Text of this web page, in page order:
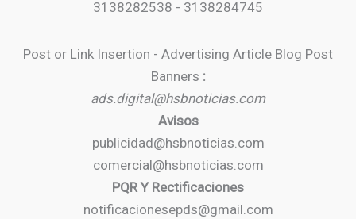
3138282538 - 3138284745
Post or Link Insertion - Advertising Article Blog Post
Banners :
ads.digital@hsbnoticias.com
Avisos
publicidad@hsbnoticias.com
comercial@hsbnoticias.com
PQR Y Rectificaciones
notificacionesepds@gmail.com